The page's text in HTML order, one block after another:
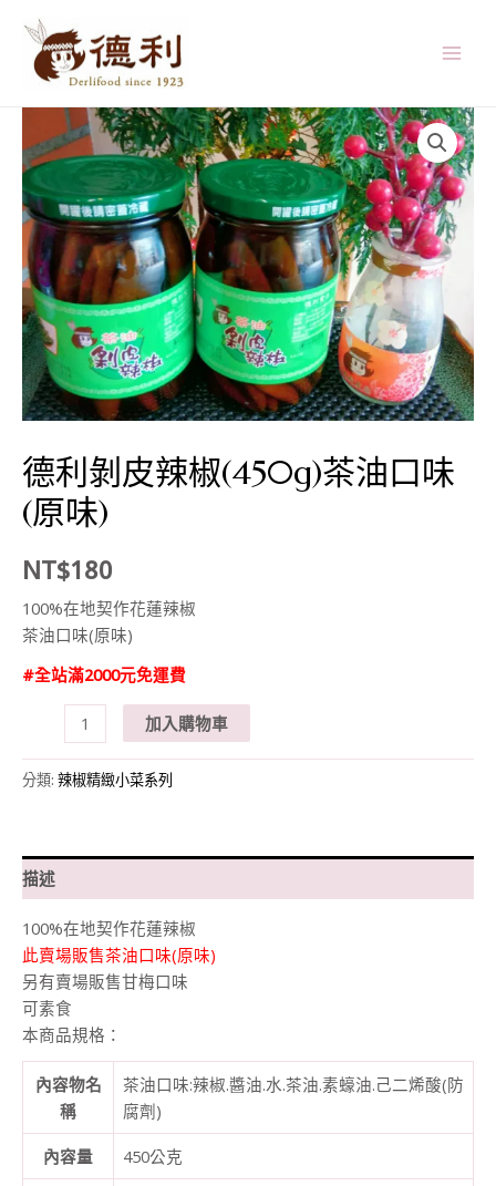
德利剝皮辣椒(450g)茶油口味
(原味)
NT$180
100%在地契作花蓮辣椒
茶油口味(原味)
#全站滿2000元免運費
剝
(450g)
茶
油
口
味
(原
味)
數
量
加入購物車
分類: 辣椒精緻小菜系列
描述
100%在地契作花蓮辣椒
此賣場販售茶油口味(原味)
另有賣場販售甘梅口味
可素食
本商品規格：
內容物名
稱
茶油口味:辣椒.醬油.水.茶油.素蠔油.己二烯酸(防
腐劑)
內容量 450公克